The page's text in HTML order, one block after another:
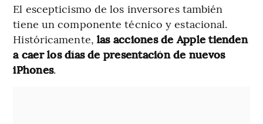
El escepticismo de los inversores también
tiene un componente técnico y estacional.
Históricamente, las acciones de Apple tienden
a caer los días de presentación de nuevos
iPhones.